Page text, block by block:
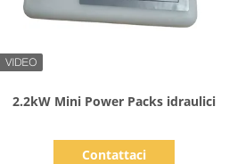
2.2kW Mini Power Packs idraulici
Contattaci